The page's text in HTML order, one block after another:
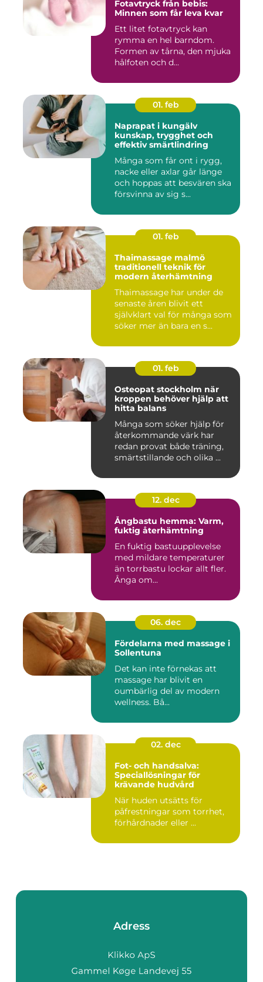
Fotavtryck från bebis:
Minnen som får leva kvar
Ett litet fotavtryck kan
rymma en hel barndom.
Formen av tårna, den mjuka
hålfoten och d...
01. feb
Naprapat i kungälv
kunskap, trygghet och
effektiv smärtlindring
Många som får ont i rygg,
nacke eller axlar går länge
och hoppas att besvären ska
försvinna av sig s...
01. feb
Thaimassage malmö
traditionell teknik för
modern återhämtning
Thaimassage har under de
senaste åren blivit ett
självklart val för många som
söker mer än bara en s...
01. feb
Osteopat stockholm när
kroppen behöver hjälp att
hitta balans
Många som söker hjälp för
återkommande värk har
redan provat både träning,
smärtstillande och olika ...
12. dec
Ångbastu hemma: Varm,
fuktig återhämtning
En fuktig bastuupplevelse
med mildare temperaturer
än torrbastu lockar allt fler.
Ånga om...
06. dec
Fördelarna med massage i
Sollentuna
Det kan inte förnekas att
massage har blivit en
oumbärlig del av modern
wellness. Bå...
02. dec
Fot- och handsalva:
Speciallösningar för
krävande hudvård
När huden utsätts för
påfrestningar som torrhet,
förhårdnader eller ...
Adress